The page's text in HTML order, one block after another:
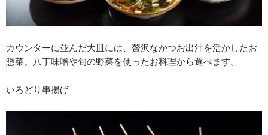
カウンターに並んだ大皿には、贅沢なかつお出汁を活かしたお
惣菜。八丁味噌や旬の野菜を使ったお料理から選べます。
いろどり串揚げ